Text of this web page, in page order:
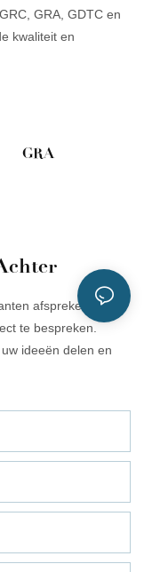
GRA, GDTC en
kwaliteit en
GRA
afspreken om
te bespreken.
ideeën delen en